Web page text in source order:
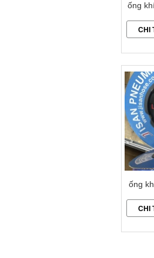
ống
CHI
ống
CHI